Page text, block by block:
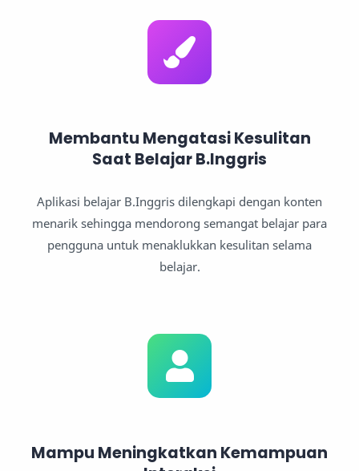
Membantu Mengatasi Kesulitan
Saat Belajar B.Inggris
Aplikasi belajar B.Inggris dilengkapi dengan konten
menarik sehingga mendorong semangat belajar para
pengguna untuk menaklukkan kesulitan selama
belajar.
Mampu Meningkatkan Kemampuan